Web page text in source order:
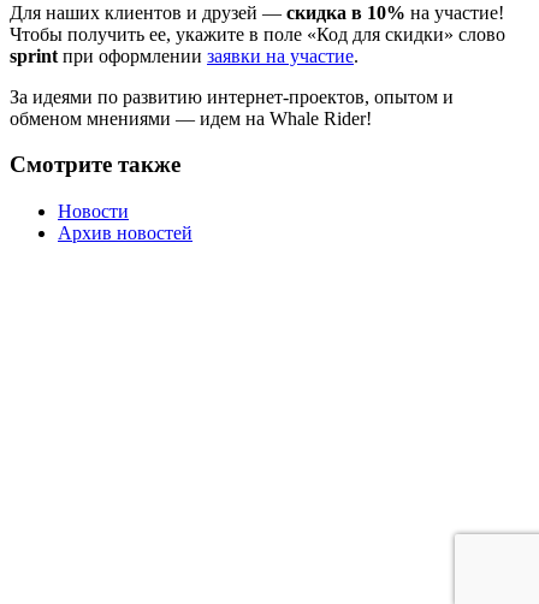
Для наших клиентов и друзей — скидка в 10% на участие!
Чтобы получить ее, укажите в поле «Код для скидки» слово
sprint при оформлении заявки на участие.
За идеями по развитию интернет-проектов, опытом и
обменом мнениями — идем на Whale Rider!
Смотрите также
Новости
Архив новостей